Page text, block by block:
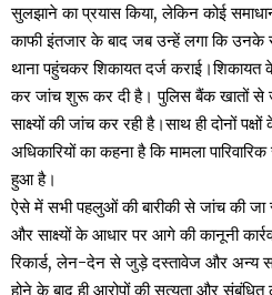
सुलझाने का प्रयास किया, लेकिन कोई
काफी इंतजार के बाद जब उन्हें लगा कि उनके
थाना पहुंचकर शिकायत दर्ज कराई।शिकायत
कर जांच शुरू कर दी है। पुलिस बैंक खातों
साक्ष्यों की जांच कर रही है।साथ ही दोनों
अधिकारियों का कहना है कि मामला
हुआ है।
ऐसे में सभी पहलुओं की बारीकी से जांच की
और साक्ष्यों के आधार पर आगे की कानूनी
रिकार्ड, लेन-देन से जुड़े दस्तावेज और अन्य
होने के बाद ही आरोपों की सत्यता और संबंधित